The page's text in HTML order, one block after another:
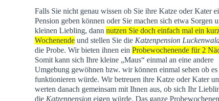
Falls Sie nicht genau wissen ob Sie ihre Katze oder Kater
Pension geben können oder Sie machen sich etwa Sorgen
kleinen Liebling, dann nutzen Sie doch einfach mal ein
Wochenendeund stellen Sie die Katzenpension
die Probe. Wir bieten ihnen ein Probewochenende für 2
Somit kann sich Ihre kleine „Maus“ einmal an eine andere
Umgebung gewöhnen bzw. wir können einmal sehen ob es
funktionieren würde. Wir betreuen ihre Katze oder Kater
werten danach gemeinsam mit Ihnen aus, ob sich Ihr
die Katzenpensioneigen würde. Das ganze